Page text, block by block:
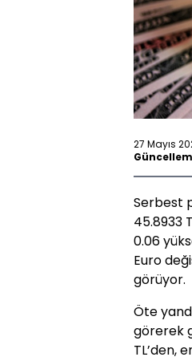
27 Mayıs
Serbest
45.8933
0.06
Euro
görüyor.
Öte
görerek
TL’den,